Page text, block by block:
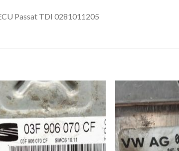
Passat TDI 0281011205
İstek
Listeme